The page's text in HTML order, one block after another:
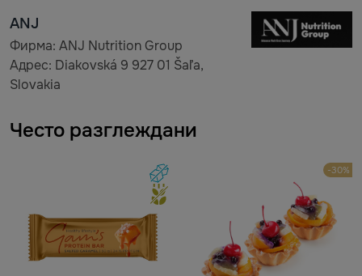
ANJ
Фирма: ANJ Nutrition Group
Адрес: Diakovská 9 927 01 Šaľa,
Slovakia
Често разглеждани
-30%